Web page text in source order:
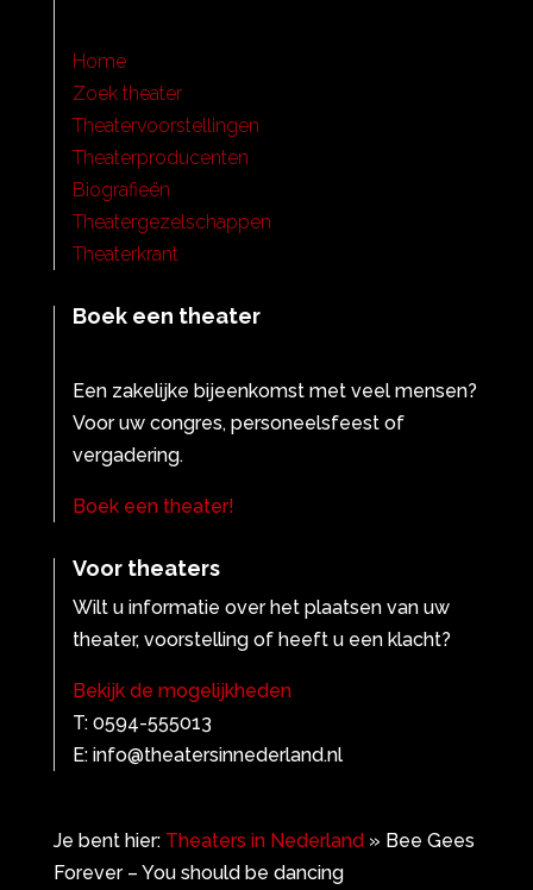
Home
Zoek theater
Theatervoorstellingen
Theaterproducenten
Biografieën
Theatergezelschappen
Theaterkrant
Boek een theater
Een zakelijke bijeenkomst met veel mensen?
Voor uw congres, personeelsfeest of
vergadering.
Boek een theater!
Voor theaters
Wilt u informatie over het plaatsen van uw
theater, voorstelling of heeft u een klacht?
Bekijk de mogelijkheden
T: 0594-555013
E: info@theatersinnederland.nl
Je bent hier: Theaters in Nederland» Bee Gees
Forever – You should be dancing